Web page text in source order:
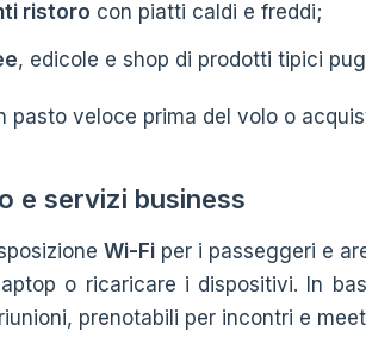
ristoro con piatti caldi e freddi;
, edicole e shop di prodotti tipici
pasto veloce prima del volo o
e servizi business
Wi-Fi per i passeggeri e
o ricaricare i dispositivi. In
prenotabili per incontri e